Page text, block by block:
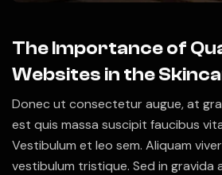
The Importance of
Websites in the
Donec ut consectetur augue, at
est quis massa suscipit faucibus
Vestibulum et leo sem. Aliquam
vestibulum tristique. Sed in gravida